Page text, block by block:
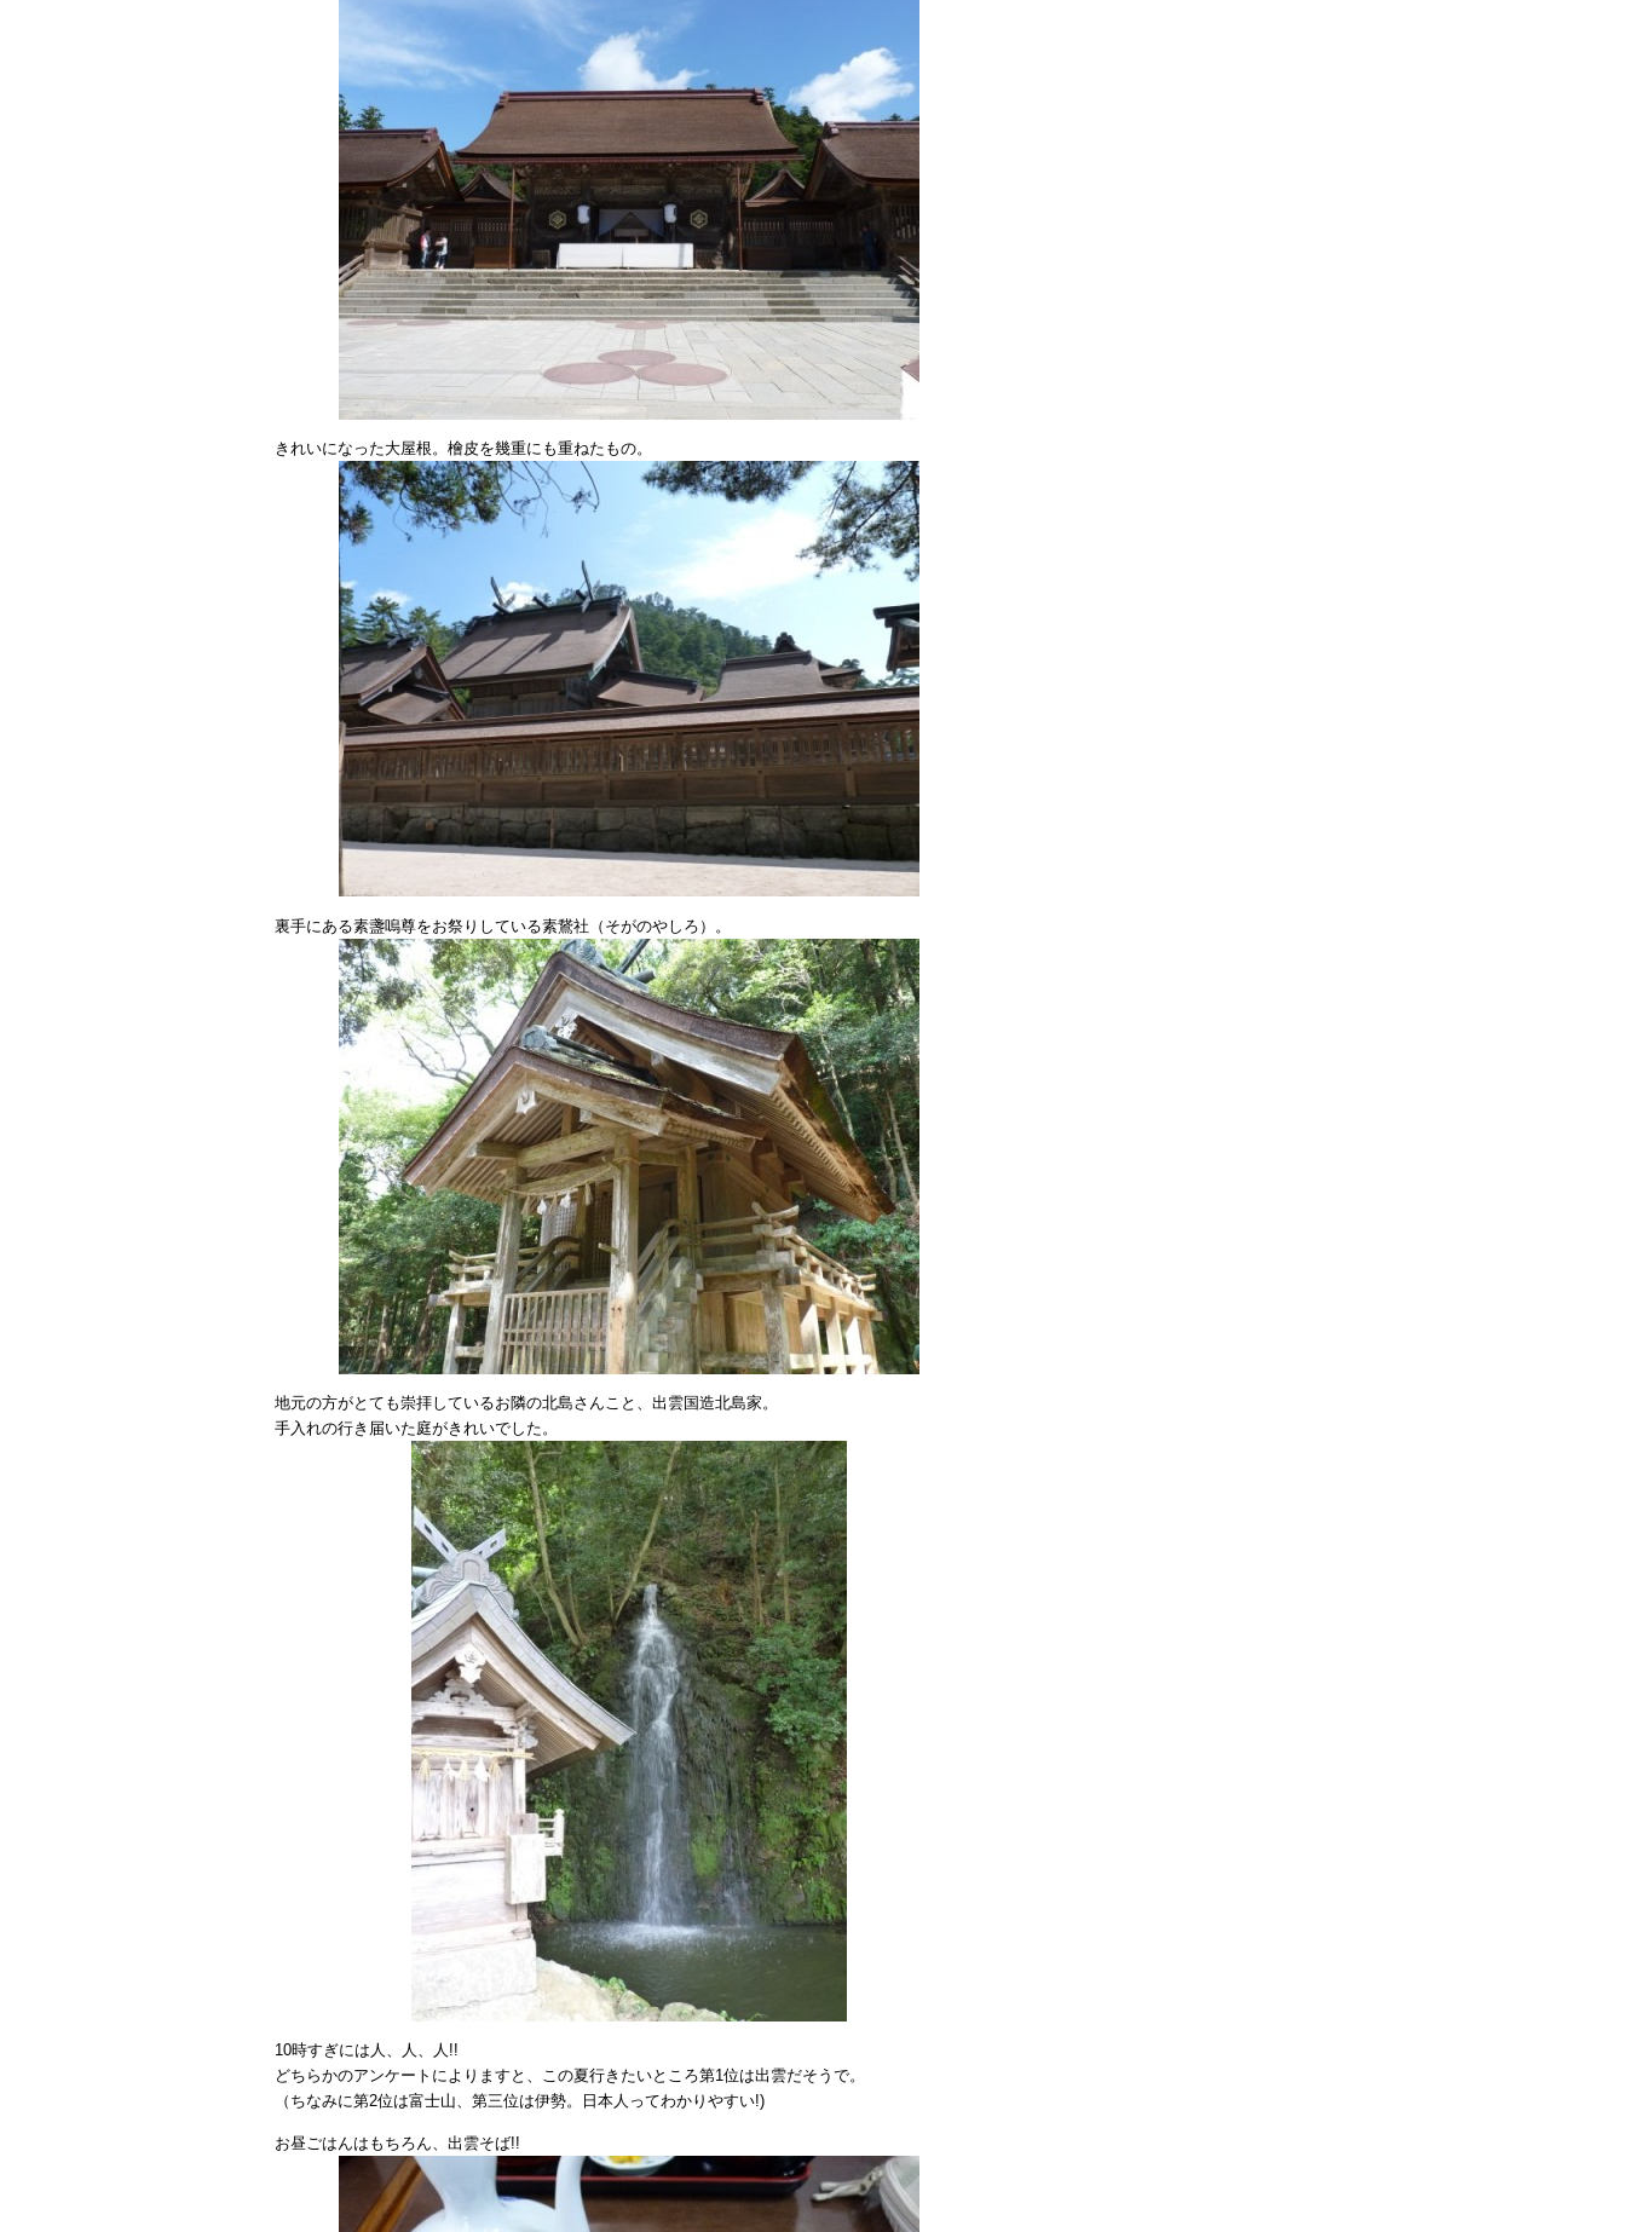
きれいになった大屋根。檜皮を幾重にも重ねたもの。
裏手にある素盞嗚尊をお祭りしている素鵞社（そがのやしろ）。
地元の方がとても崇拝しているお隣の北島さんこと、出雲国造北島家。
手入れの行き届いた庭がきれいでした。
10時すぎには人、人、人!!
どちらかのアンケートによりますと、この夏行きたいところ第1位は出雲だそうで。
（ちなみに第2位は富士山、第三位は伊勢。日本人ってわかりやすい!)
お昼ごはんはもちろん、出雲そば!!